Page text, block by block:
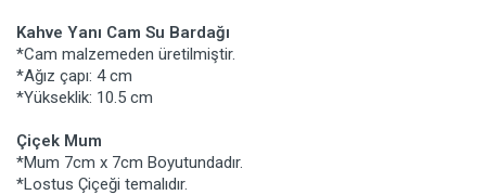
Kahve Yanı Cam Su Bardağı
*Cam malzemeden üretilmiştir.
*Ağız çapı: 4 cm
*Yükseklik: 10.5 cm
Çiçek Mum
*Mum 7cm x 7cm Boyutundadır.
*Lostus Çiçeği temalıdır.